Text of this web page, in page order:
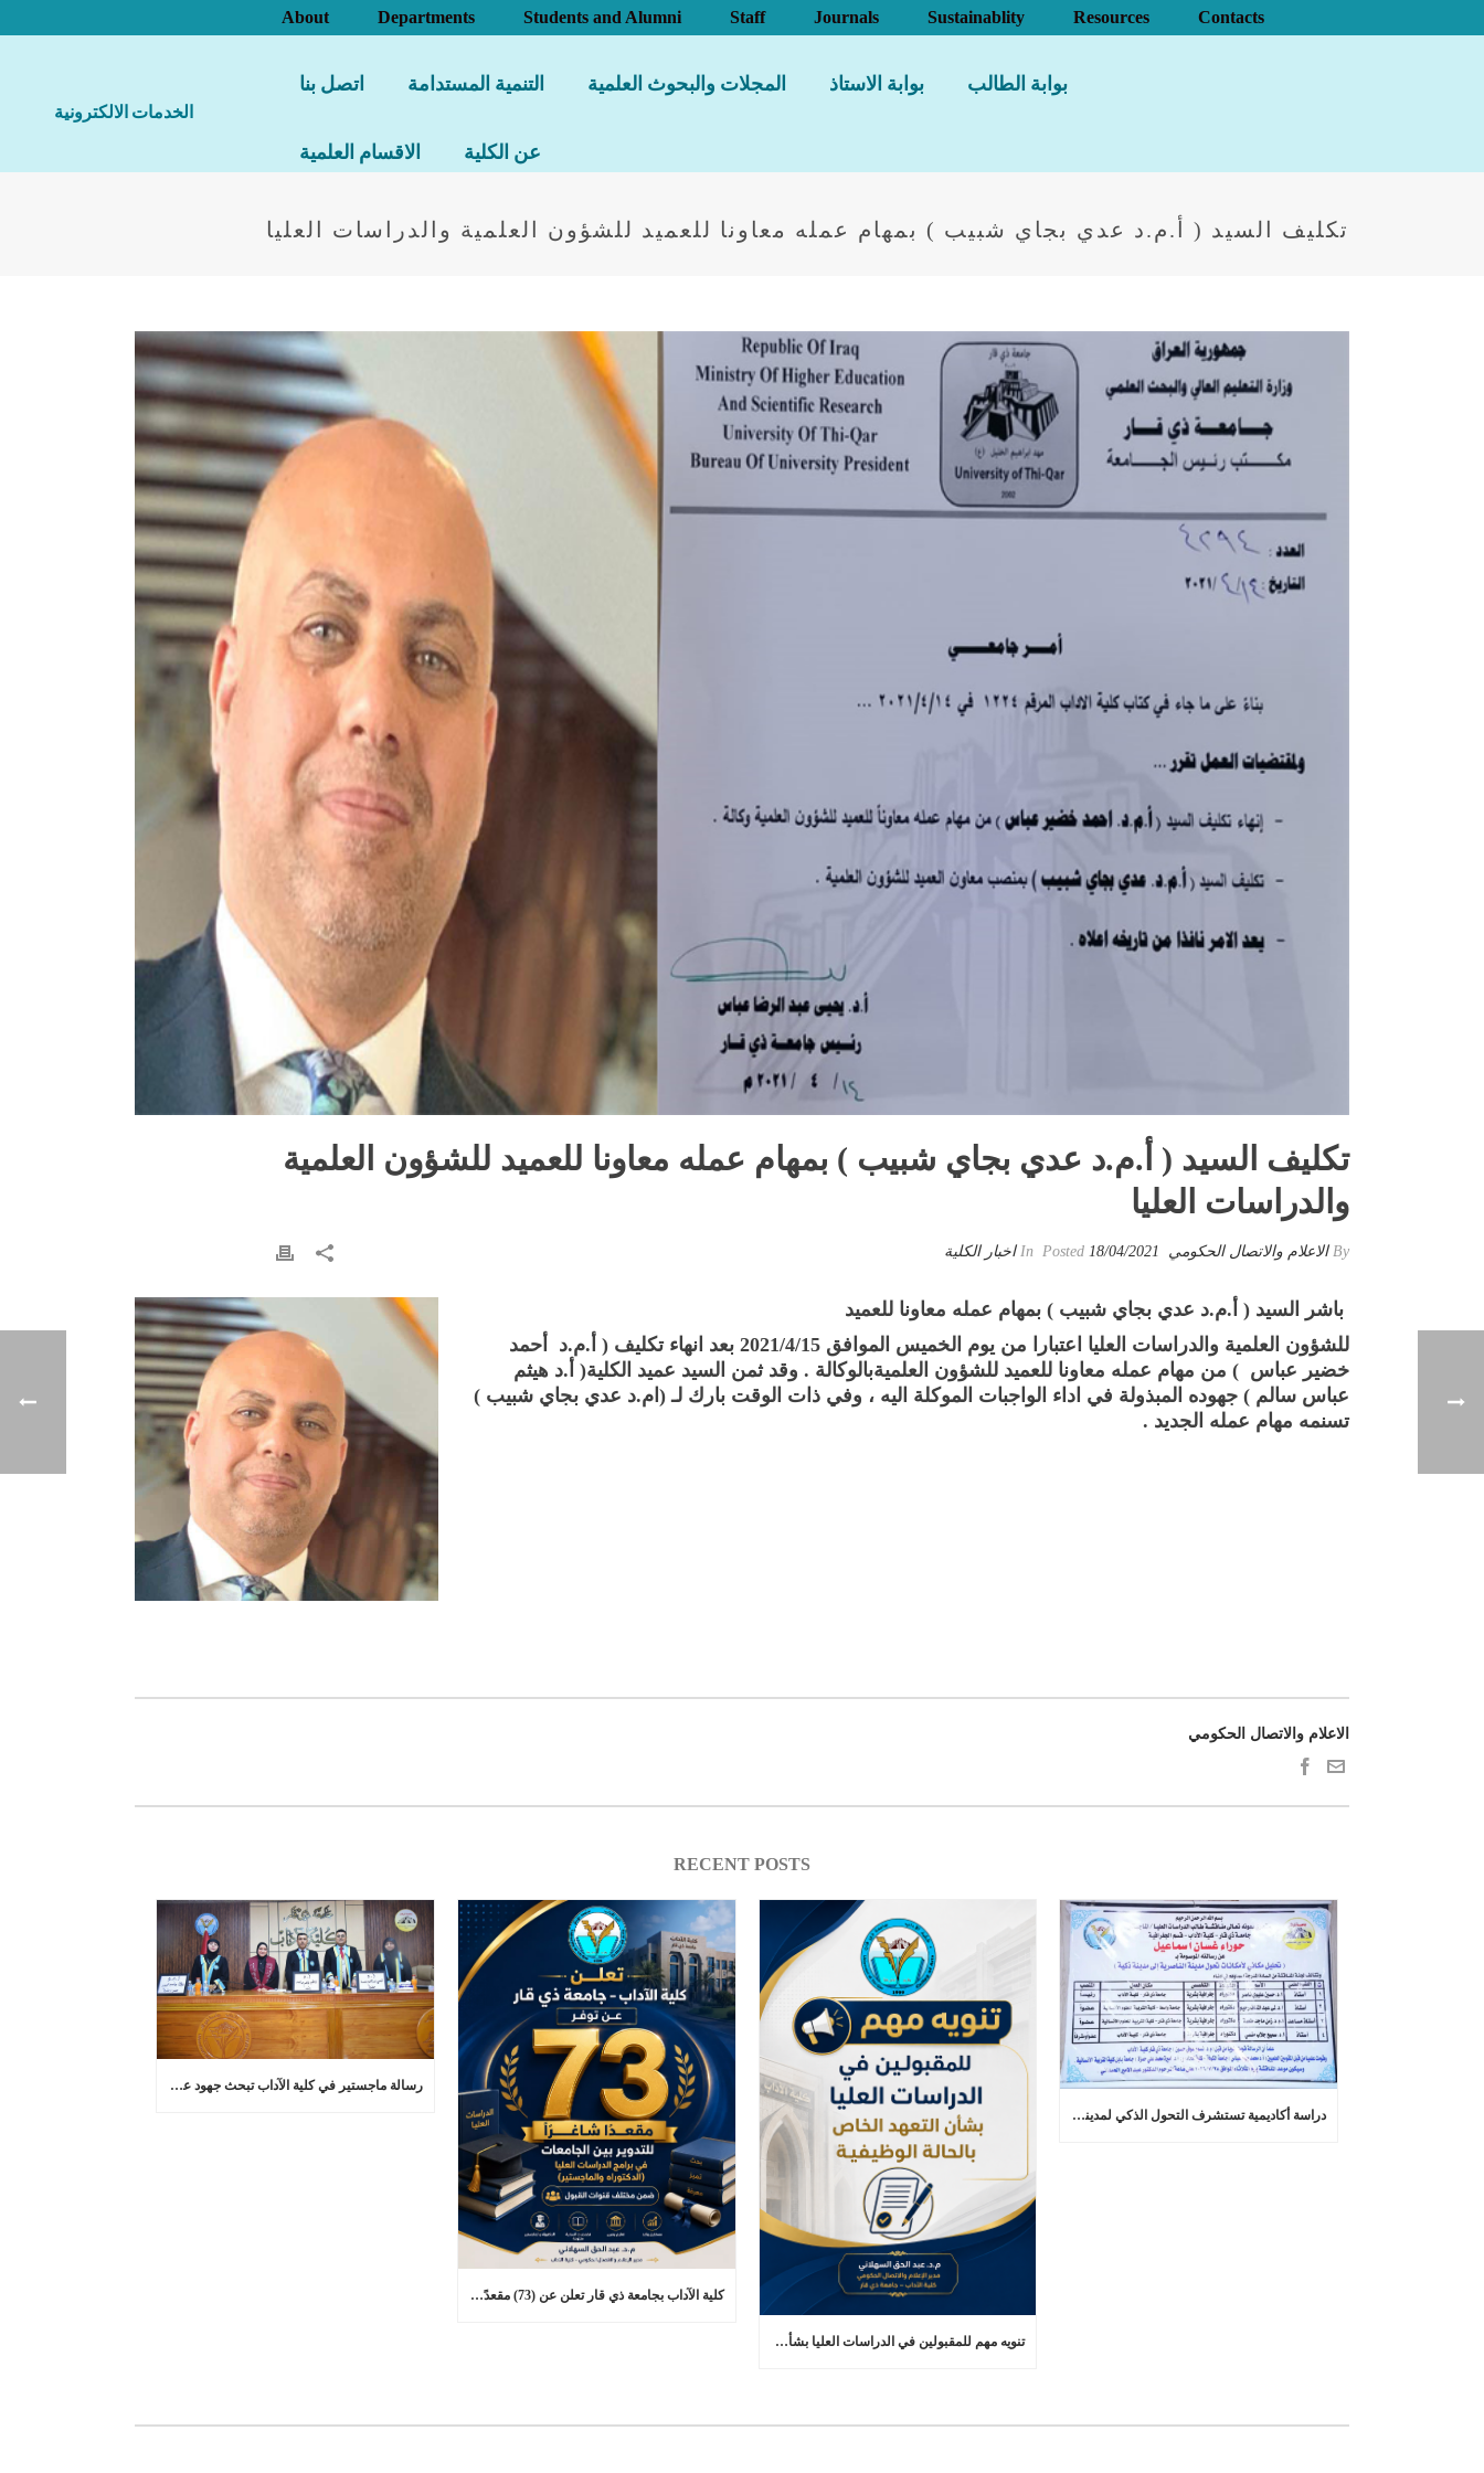
About Departments Students and Alumni Staff Journals Sustainablity Resources Contacts
الخدمات الالكترونية
اتصل بنا التنمية المستدامة المجلات والبحوث العلمية بوابة الاستاذ بوابة الطالب
الاقسام العلمية عن الكلية
تكليف السيد ( أ.م.د عدي بجاي شبيب ) بمهام عمله معاونا للعميد للشؤون العلمية والدراسات العليا
تكليف السيد ( أ.م.د عدي بجاي شبيب ) بمهام عمله معاونا للعميد للشؤون العلمية
والدراسات العليا
By الاعلام والاتصال الحكومي 18/04/2021 اخبار الكلية
باشر السيد ( أ.م.د عدي بجاي شبيب ) بمهام عمله معاونا للعميد
للشؤون العلمية والدراسات العليا اعتبارا من يوم الخميس الموافق 2021/4/15 بعد انهاء تكليف ( أ.م.د أحمد
خضير عباس ) من مهام عمله معاونا للعميد للشؤون العلميةبالوكالة . وقد ثمن السيد عميد الكلية( أ.د هيثم
عباس سالم ) جهوده المبذولة في اداء الواجبات الموكلة اليه ، وفي ذات الوقت بارك لـ (ام.د عدي بجاي شبيب )
تسنمه مهام عمله الجديد .
الاعلام والاتصال الحكومي
RECENT POSTS
دراسة أكاديمية تستشرف التحول الذكي لمدينة الناصرية
تنويه مهم للمقبولين في الدراسات العليا بشأن التعهد الخاص بالحالة الوظيفية
كلية الآداب بجامعة ذي قار تعلن عن (73) مقعدًا شاغرًا للتدوير بين الجامعات في برامج الدراسات العليا
رسالة ماجستير في كلية الآداب تبحث جهود عماد عبد اللطيف في تجديد البلاغة العربية